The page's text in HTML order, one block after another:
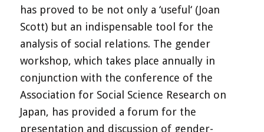
has proved to be not only a ‘useful‘ (Joan
Scott) but an indispensable tool for the
analysis of social relations. The gender
workshop, which takes place annually in
conjunction with the conference of the
Association for Social Science Research on
Japan, has provided a forum for the
presentation and discussion of gender-